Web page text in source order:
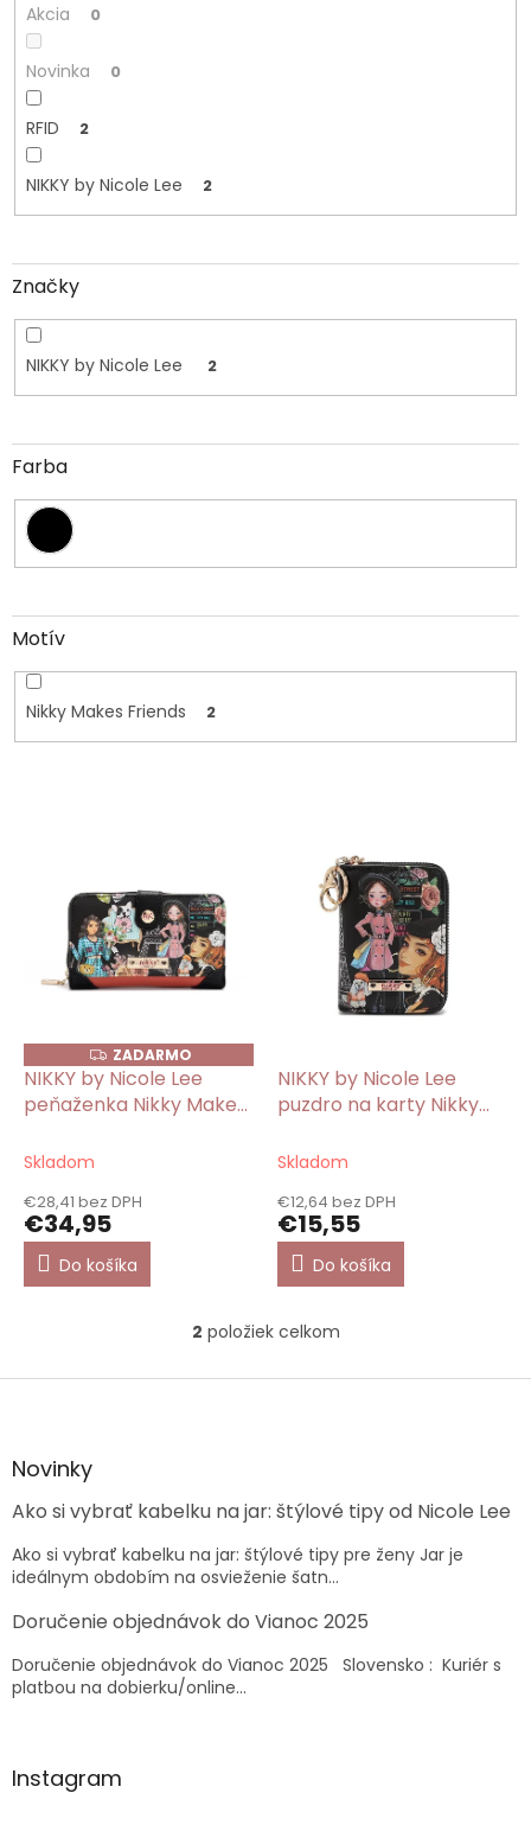
Akcia 0
Novinka 0
RFID 2
NIKKY by Nicole Lee 2
Značky
NIKKY by Nicole Lee 2
Farba
Motív
Nikky Makes Friends 2
u
o
Z
A
D
A
ZADARMO
NIKKY by Nicole Lee
peňaženka Nikky Makes
Skladom
€28,41 bez DPH
€34,95
Do košíka
NIKKY by Nicole Lee
puzdro na karty Nikky
Skladom
€12,64 bez DPH
€15,55
Do košíka
O
l
i
e
p
r
v
k
y
v
ý
2 položiek celkom
Z
äNovinky
Ako si vybrať kabelku na jar: štýlové tipy od Nicole Lee
Ako si vybrať kabelku na jar: štýlové tipy pre ženy Jar je
ideálnym obdobím na osvieženie šatn...
Doručenie objednávok do Vianoc 2025
Doručenie objednávok do Vianoc 2025 Slovensko : Kuriér s
platbou na dobierku/online...
Instagram